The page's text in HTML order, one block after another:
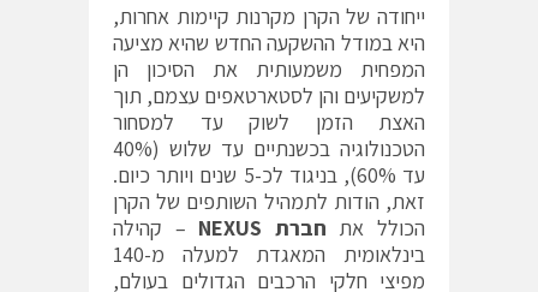
ייחודה של הקרן מקרנות קיימות אחרות,
היא במודל ההשקעה החדש שהיא מציעה
המפחית משמעותית את הסיכון הן
למשקיעים והן לסטארטאפים עצמם, תוך
האצת הזמן לשוק עד למסחור
הטכנולוגיה בכשנתיים עד שלוש (40%
עד 60%), בניגוד לכ-5 שנים ויותר כיום.
זאת, הודות לתמהיל השותפים של הקרן
הכולל את חברת NEXUS – קהילה
בינלאומית המאגדת למעלה מ-140
מפיצי חלקי הרכבים הגדולים בעולם,